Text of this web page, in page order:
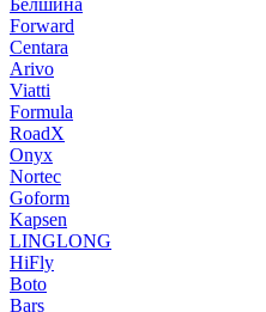
Белшина
Forward
Centara
Arivo
Viatti
Formula
RoadX
Onyx
Nortec
Goform
Kapsen
LINGLONG
HiFly
Boto
Bars